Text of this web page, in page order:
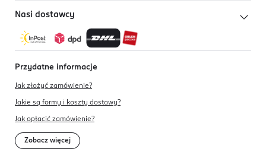
Nasi dostawcy
Przydatne informacje
Jak złożyć zamówienie?
Jakie są formy i koszty dostawy?
Jak opłacić zamówienie?
Zobacz więcej